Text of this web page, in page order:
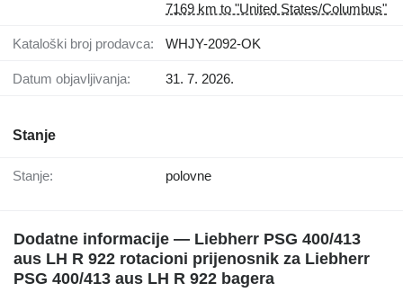
7169 km to "United States/Columbus"
Kataloški broj prodavca: WHJY-2092-OK
Datum objavljivanja: 31. 7. 2026.
Stanje
Stanje: polovne
Dodatne informacije — Liebherr PSG 400/413
aus LH R 922 rotacioni prijenosnik za Liebherr
PSG 400/413 aus LH R 922 bagera